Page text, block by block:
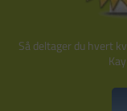
Så deltager du hvert